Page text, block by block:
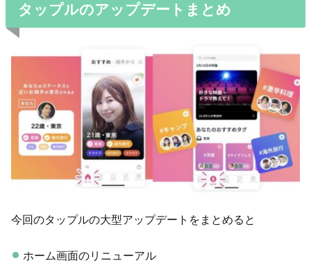
タップルのアップデートまとめ
今回のタップルの大型アップデートをまとめると
ホーム画面のリニューアル